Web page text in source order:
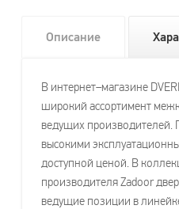
Описание
В интернет–магазине
широкий ассортимент
ведущих производителей.
высокими
доступной ценой. В
производителя Zadoor
ведущие позиции в